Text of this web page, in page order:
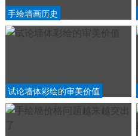
手绘墙画历史
试论墙体彩绘的审美价值